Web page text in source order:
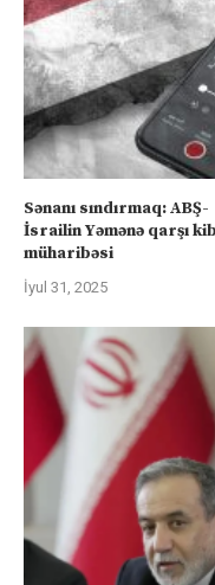
Sənanı sındırmaq: ABŞ-
İsrailin Yəmənə qarşı
müharibəsi
İyul 31, 2025